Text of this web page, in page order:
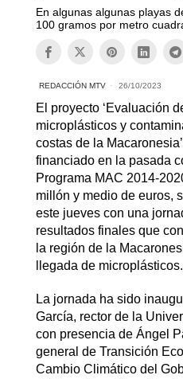
En algunas algunas playas
100 gramos por metro
REDACCIÓN MTV 26/10/2023
El proyecto ‘Evaluación
microplásticos y
costas de la
financiado en la pasada
Programa MAC 2014-
millón y medio de euros,
este jueves con una
resultados finales que
la región de la
llegada de microplásticos.
La jornada ha sido
García, rector de la
con presencia de Ángel
general de Transición
Cambio Climático del